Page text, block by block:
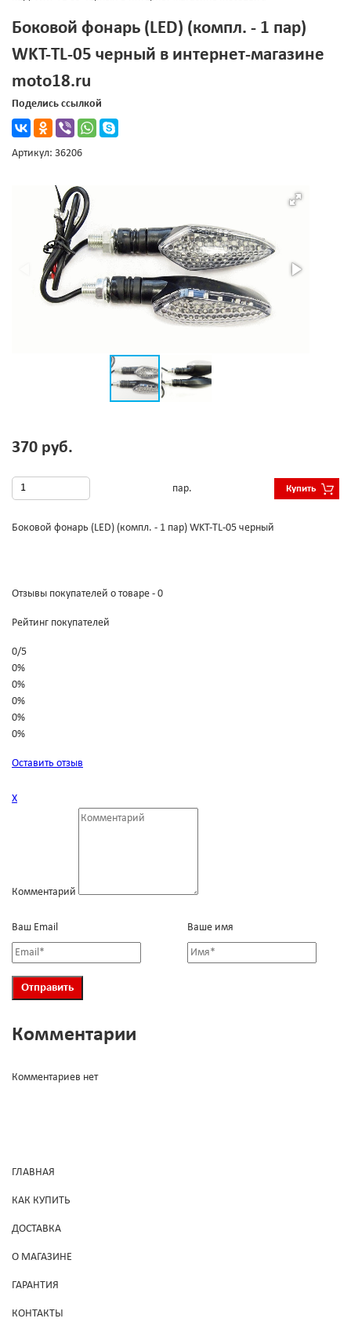
Боковой фонарь (LED) (компл. - 1 пар)
WKT-TL-05 черный в интернет-магазине
moto18.ru
Поделись ссылкой
Артикул: 36206
370 руб.
пар. Купить
Боковой фонарь (LED) (компл. - 1 пар) WKT-TL-05 черный
Отзывы покупателей о товаре - 0
Рейтинг покупателей
0/5
0%
0%
0%
0%
0%
Оставить отзыв
Х
Комментарий
Ваш Email Ваше имя
Комментарии
Комментариев нет
ГЛАВНАЯ
КАК КУПИТЬ
ДОСТАВКА
О МАГАЗИНЕ
ГАРАНТИЯ
КОНТАКТЫ